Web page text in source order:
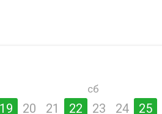
сб
19 20 21 22 23 24 25